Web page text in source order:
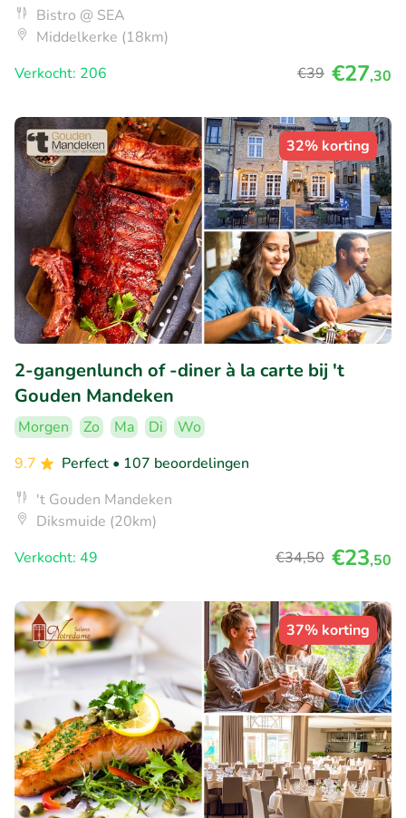
Bistro @ SEA
Middelkerke (18km)
Verkocht: 206
€39 €27,30
32% korting
2-gangenlunch of -diner à la carte bij 't
Gouden Mandeken
Morgen Zo Ma Di
Wo
9.7
Perfect • 107 beoordelingen
't Gouden Mandeken
Diksmuide (20km)
Verkocht: 49
€34,50 €23,50
37% korting